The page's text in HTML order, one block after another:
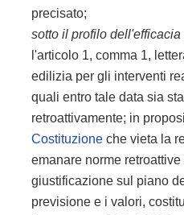
precisato;
sotto il profilo
l'articolo 1, comma 1,
edilizia per gli interventi
quali entro tale data sia
retroattivamente; in
Costituzione che vieta la
emanare norme
giustificazione sul piano
previsione e i valori,